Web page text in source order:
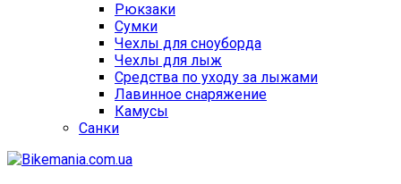
Рюкзаки
Сумки
Чехлы для сноуборда
Чехлы для лыж
Средства по уходу за лыжами
Лавинное снаряжение
Камусы
Санки